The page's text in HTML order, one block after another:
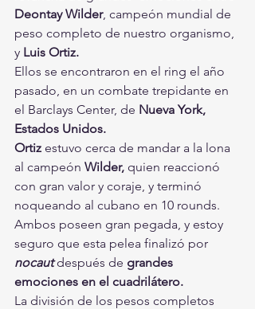
Deontay Wilder, campeón mundial de
peso completo de nuestro organismo,
y Luis Ortiz.
Ellos se encontraron en el ring el año
pasado, en un combate trepidante en
el Barclays Center, de Nueva York,
Estados Unidos.
Ortiz estuvo cerca de mandar a la lona
al campeón Wilder, quien reaccionó
con gran valor y coraje, y terminó
noqueando al cubano en 10 rounds.
Ambos poseen gran pegada, y estoy
seguro que esta pelea finalizó por
nocaut después de grandes
emociones en el cuadrilátero.
La división de los pesos completos